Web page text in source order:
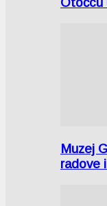
Muzej
radove